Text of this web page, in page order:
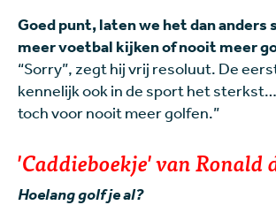
Goed punt, laten we het dan
meer voetbal kijken of nooit meer
“Sorry”, zegt hij vrij resoluut. De
kennelijk ook in de sport het sterkst…
toch voor nooit meer golfen.”
'Caddieboekje' van Ronald
Hoelang golf je al?